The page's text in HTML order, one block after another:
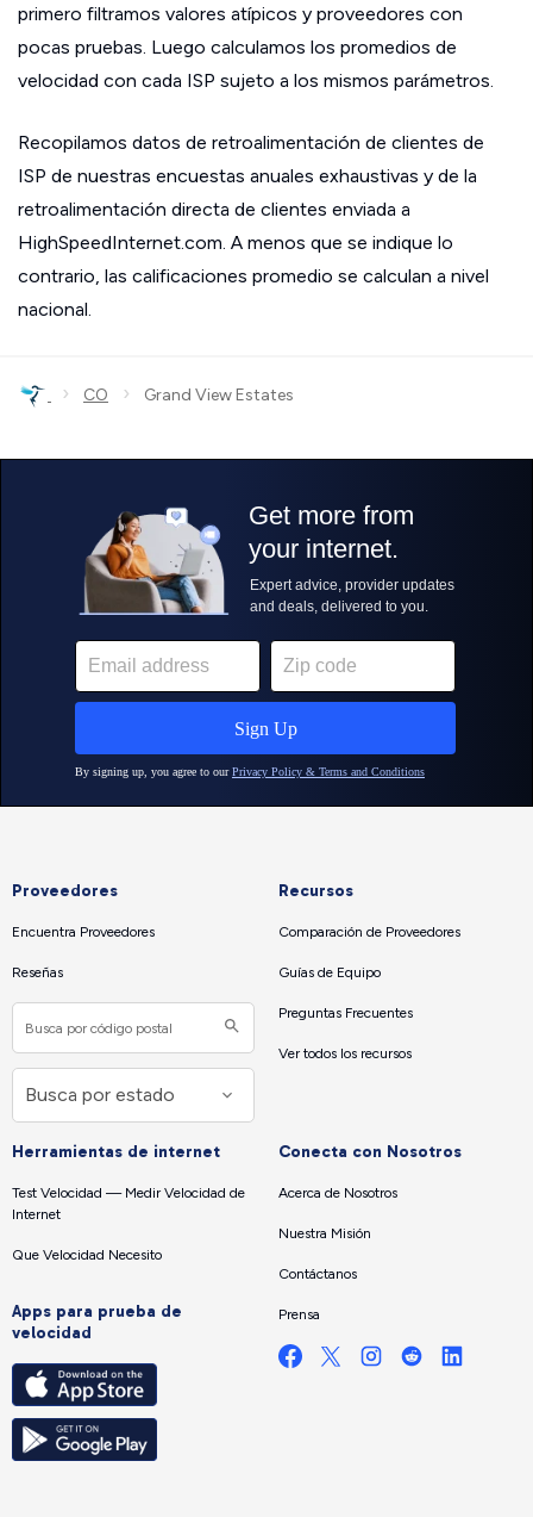
primero filtramos valores atípicos y proveedores con
pocas pruebas. Luego calculamos los promedios de
velocidad con cada ISP sujeto a los mismos parámetros.
Recopilamos datos de retroalimentación de clientes de
ISP de nuestras encuestas anuales exhaustivas y de la
retroalimentación directa de clientes enviada a
HighSpeedInternet.com. A menos que se indique lo
contrario, las calificaciones promedio se calculan a nivel
nacional.
› CO › Grand View Estates
Proveedores
Encuentra Proveedores
Reseñas
Recursos
Comparación de Proveedores
Guías de Equipo
Preguntas Frecuentes
Ver todos los recursos
Herramientas de internet
Test Velocidad — Medir Velocidad de
Internet
Que Velocidad Necesito
Apps para prueba de
velocidad
Conecta con Nosotros
Acerca de Nosotros
Nuestra Misión
Contáctanos
Prensa